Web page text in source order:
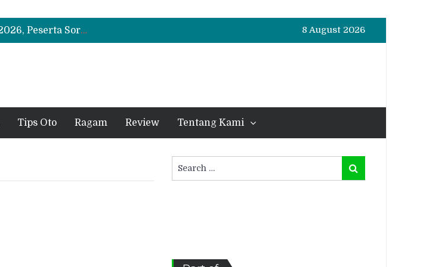
Beli Mobil Jangan Cuma Lihat Cicilan, TAF dan OJK Tekankan Pentingnya Literasi Keuangan
Test Drive Suzuki Fronx SGX Hybrid Kuro di GIIAS 2026, Peserta Soroti Desain Sporty dan DVR
Leapmotor Mulai Perakitan Lokal di Indonesia, B10 dan C10 Jadi Model Perdana
8 August 2026
Tips Oto Ragam Review Tentang Kami
for:
Search